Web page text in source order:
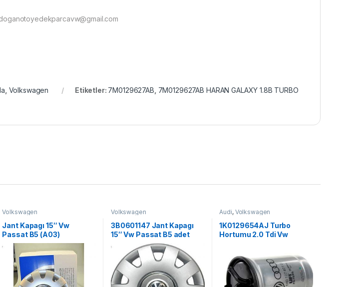
Volkswagen Etiketler: 7M0129627AB 7M0129627AB HARAN GALAXY 1.8B TURBO
Volkswagen
Jant Kapagı 15″ Vw
Passat B5 (A03)
Volkswagen
3B0601147 Jant Kapagı
15″ Vw Passat B5 adet
fiyatı orj yeni
Audi, Volkswagen
1K0129654AJ Turbo
Hortumu 2.0 Tdi Vw